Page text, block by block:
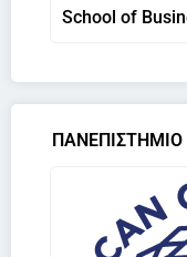
School of
ΠΑΝΕΠΙΣΤΗΜΙΟ